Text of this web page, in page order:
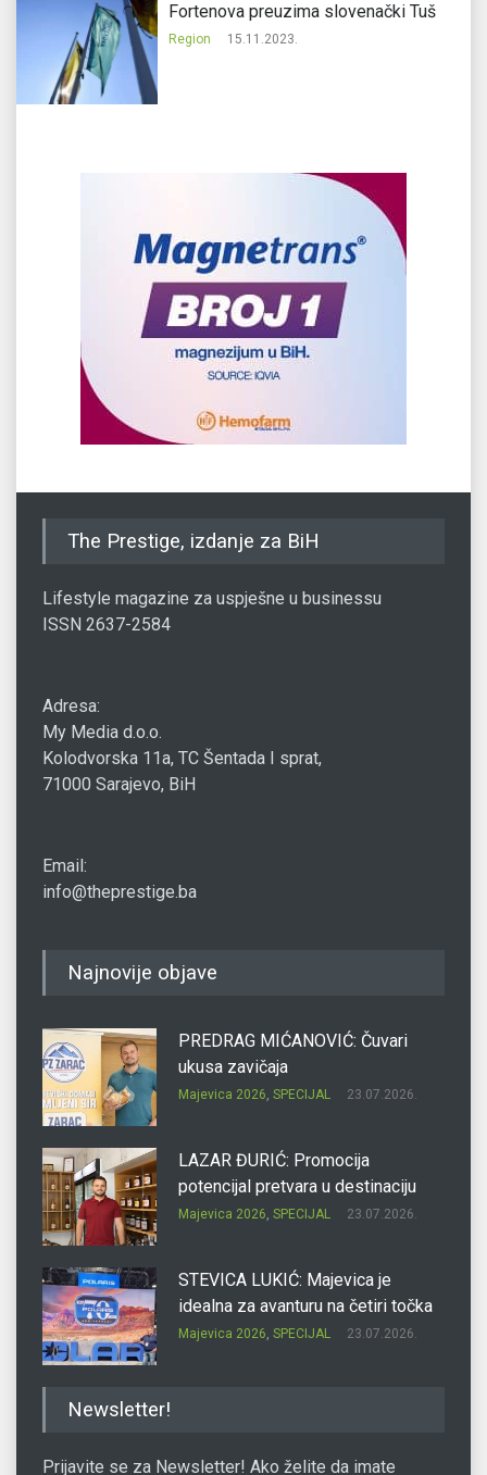
Fortenova preuzima slovenački Tuš
Region 15.11.2023.
The Prestige, izdanje za BiH
Lifestyle magazine za uspješne u businessu
ISSN 2637-2584
Adresa:
My Media d.o.o.
Kolodvorska 11a, TC Šentada I sprat,
71000 Sarajevo, BiH
Email:
info@theprestige.ba
Najnovije objave
PREDRAG MIĆANOVIĆ: Čuvari
ukusa zavičaja
Majevica 2026, SPECIJAL 23.07.2026.
LAZAR ĐURIĆ: Promocija
potencijal pretvara u destinaciju
Majevica 2026, SPECIJAL 23.07.2026.
STEVICA LUKIĆ: Majevica je
idealna za avanturu na četiri točka
Majevica 2026, SPECIJAL 23.07.2026.
Newsletter!
Prijavite se za Newsletter! Ako želite da imate